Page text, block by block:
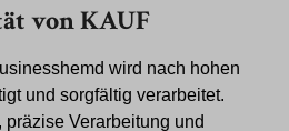
von KAUF
wird nach hohen
und sorgfältig verarbeitet.
Verarbeitung und